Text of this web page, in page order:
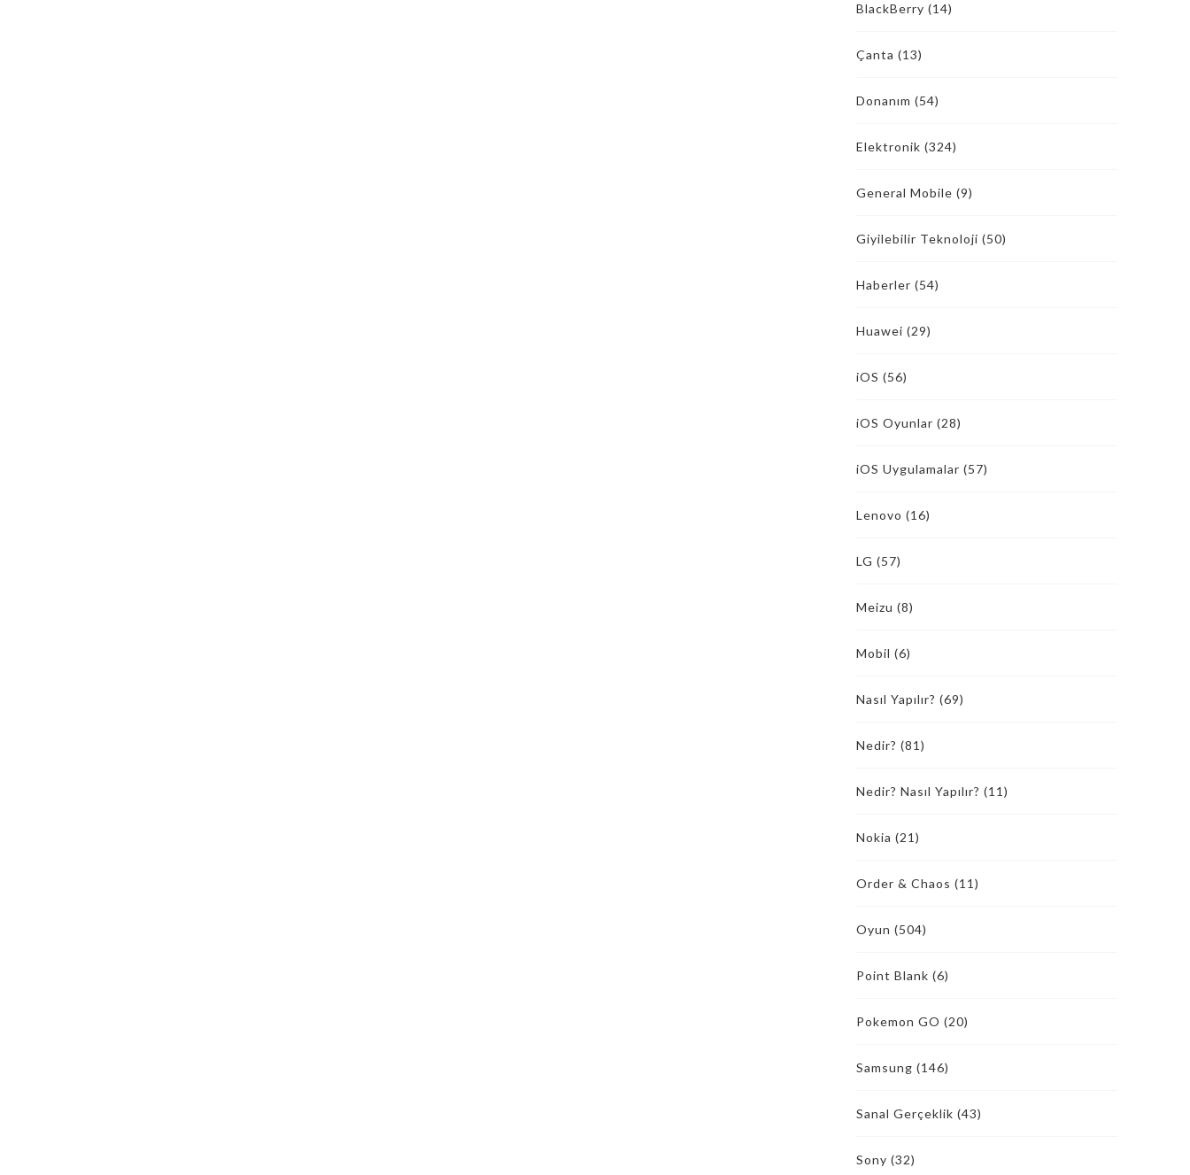
BlackBerry (14)
Çanta (13)
Donanım (54)
Elektronik (324)
General Mobile (9)
Giyilebilir Teknoloji (50)
Haberler (54)
Huawei (29)
iOS (56)
iOS Oyunlar (28)
iOS Uygulamalar (57)
Lenovo (16)
LG (57)
Meizu (8)
Mobil (6)
Nasıl Yapılır? (69)
Nedir? (81)
Nedir? Nasıl Yapılır? (11)
Nokia (21)
Order & Chaos (11)
Oyun (504)
Point Blank (6)
Pokemon GO (20)
Samsung (146)
Sanal Gerçeklik (43)
Sony (32)